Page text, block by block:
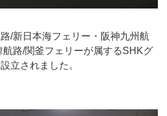
/新日本海フェリー・阪神九州航
路/関釜フェリーが属するSHKグ
立されました。